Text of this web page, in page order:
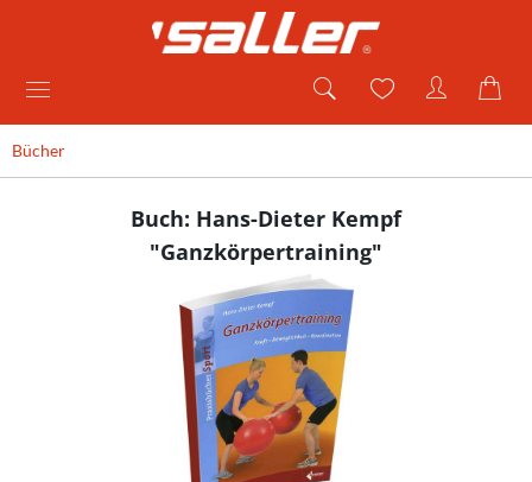
Bücher
Buch: Hans-Dieter Kempf
"Ganzkörpertraining"